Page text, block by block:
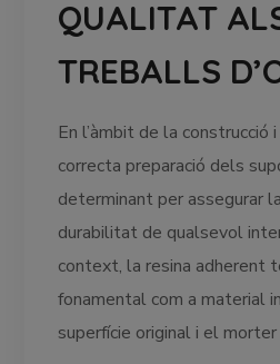
QUALITAT
TREBALLS
En l’àmbit de la construcció
correcta preparació dels
determinant per assegurar
durabilitat de qualsevol
context, la resina adherent
fonamental com a material
superfície original i el morter